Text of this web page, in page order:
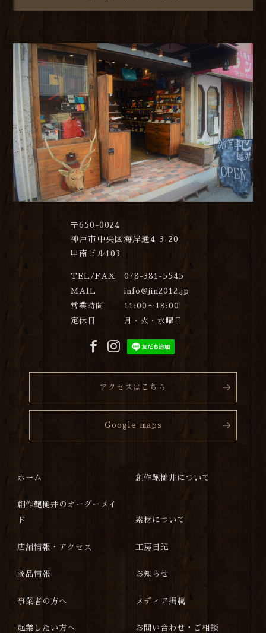
〒650-0024
神戸市中央区海岸通4-3-20
甲南ビル103
TEL/FAX
078-381-5545
MAIL
info@jin2012.jp
営業時間
11:00～18:00
定休日
月・火・水曜日
アクセスはこちら
Google maps
ホーム 創作鞄槌井について
創作鞄槌井のオーダーメイ
ド
素材について
店舗情報・アクセス 工房日記
商品情報 お知らせ
事業者の方へ メディア掲載
起業したい方へ お問い合わせ・ご相談